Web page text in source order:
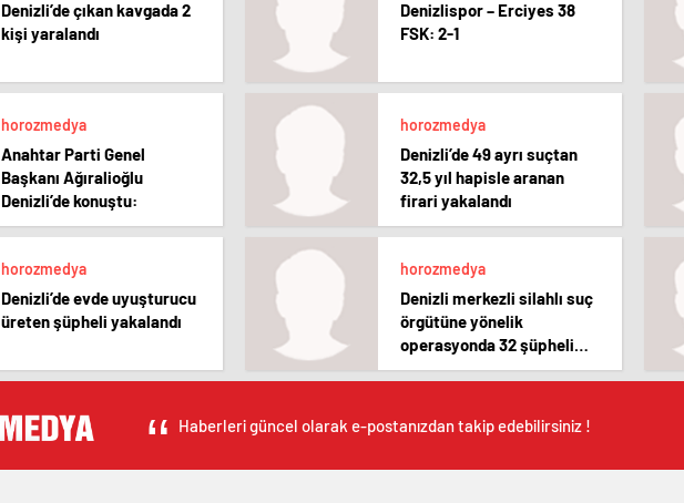
Denizli’de çıkan kavgada 2
kişi yaralandı
Denizlispor – Erciyes 38
FSK: 2-1
horozmedya
Anahtar Parti Genel
Başkanı Ağıralioğlu
Denizli’de konuştu:
horozmedya
Denizli’de 49 ayrı suçtan
32,5 yıl hapisle aranan
firari yakalandı
horozmedya
Denizli’de evde uyuşturucu
üreten şüpheli yakalandı
horozmedya
Denizli merkezli silahlı suç
örgütüne yönelik
operasyonda 32 şüpheli
tutuklandı
Haberleri güncel olarak e-postanızdan takip edebilirsiniz !